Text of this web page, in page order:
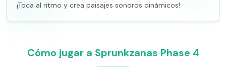
¡Toca al ritmo y crea paisajes sonoros dinámicos!
Cómo jugar a Sprunkzanas Phase 4